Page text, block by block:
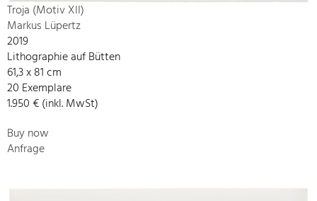
Troja (Motiv XII)
Markus Lüpertz
2019
Lithographie auf Bütten
61,3 x 81 cm
20 Exemplare
1.950 € (inkl. MwSt)
Buy now
Anfrage